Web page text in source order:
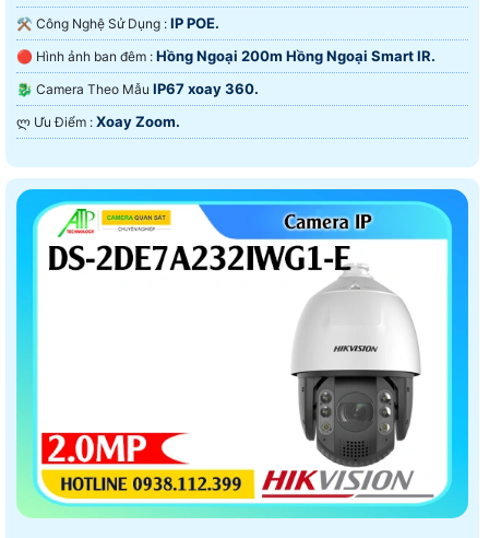
⚒ Công Nghệ Sử Dụng : IP POE.
🔴 Hình ảnh ban đêm : Hồng Ngoại 200m Hồng Ngoại Smart IR.
🐉️ Camera Theo Mẫu IP67 xoay 360.
️ლ Ưu Điểm : Xoay Zoom.